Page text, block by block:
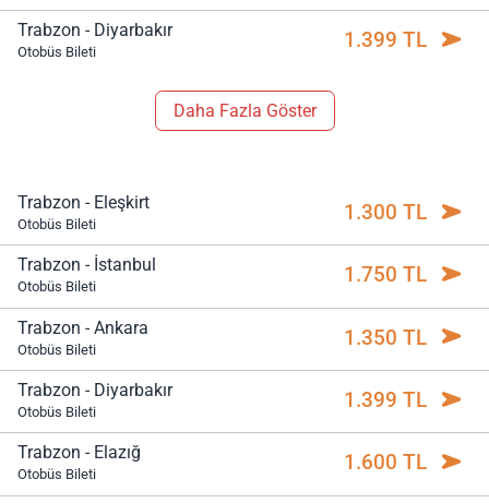
Trabzon - Diyarbakır
Otobüs Bileti 1.399 TL
Daha Fazla Göster
Trabzon - Eleşkirt
Otobüs Bileti 1.300 TL
Trabzon - İstanbul
Otobüs Bileti 1.750 TL
Trabzon - Ankara
Otobüs Bileti 1.350 TL
Trabzon - Diyarbakır
Otobüs Bileti 1.399 TL
Trabzon - Elazığ
Otobüs Bileti 1.600 TL